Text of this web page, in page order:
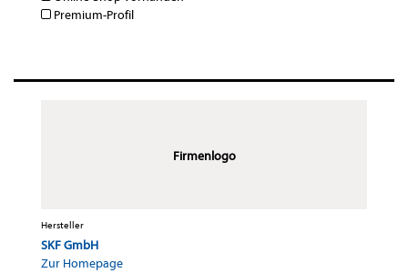
Premium-Profil
Firmenlogo
Hersteller
SKF GmbH
Zur Homepage